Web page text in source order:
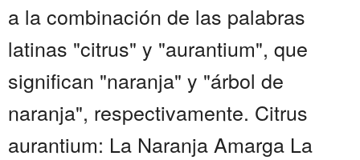
a la combinación de las palabras
latinas "citrus" y "aurantium", que
significan "naranja" y "árbol de
naranja", respectivamente. Citrus
aurantium: La Naranja Amarga La